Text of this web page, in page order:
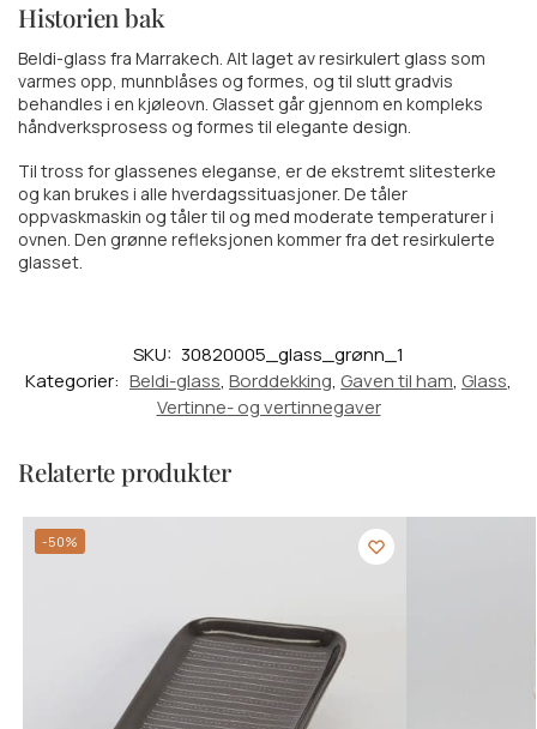
Historien bak
Beldi-glass fra Marrakech. Alt laget av resirkulert glass som
varmes opp, munnblåses og formes, og til slutt gradvis
behandles i en kjøleovn. Glasset går gjennom en kompleks
håndverksprosess og formes til elegante design.
Til tross for glassenes eleganse, er de ekstremt slitesterke
og kan brukes i alle hverdagssituasjoner. De tåler
oppvaskmaskin og tåler til og med moderate temperaturer i
ovnen. Den grønne refleksjonen kommer fra det resirkulerte
glasset.
SKU: 30820005_glass_grønn_1
Kategorier: Beldi-glass, Borddekking, Gaven til ham, Glass,
Vertinne- og vertinnegaver
Relaterte produkter
-50%